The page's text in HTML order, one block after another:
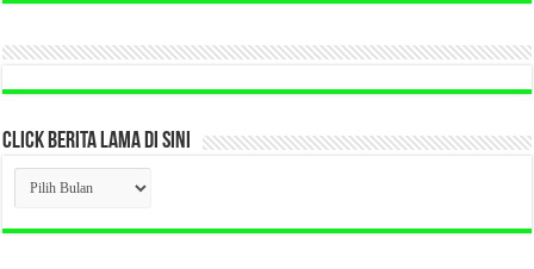
CLICK BERITA LAMA DI SINI
CLICK
BERITA
LAMA
DI